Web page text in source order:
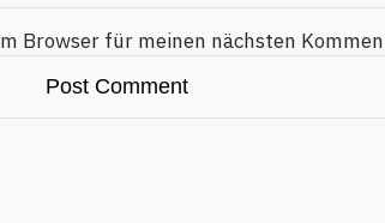
Browser für meinen nächsten